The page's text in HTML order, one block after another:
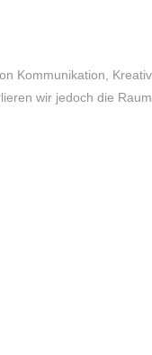
Kommunikation,
wir jedoch die